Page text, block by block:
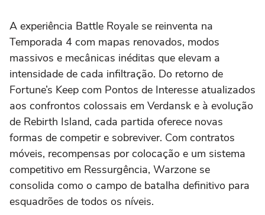
A experiência Battle Royale se reinventa na
Temporada 4 com mapas renovados, modos
massivos e mecânicas inéditas que elevam a
intensidade de cada infiltração. Do retorno de
Fortune’s Keep com Pontos de Interesse atualizados
aos confrontos colossais em Verdansk e à evolução
de Rebirth Island, cada partida oferece novas
formas de competir e sobreviver. Com contratos
móveis, recompensas por colocação e um sistema
competitivo em Ressurgência, Warzone se
consolida como o campo de batalha definitivo para
esquadrões de todos os níveis.